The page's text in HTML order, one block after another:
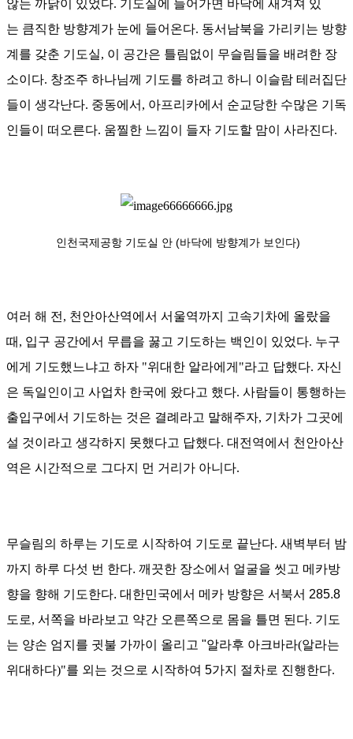
않는 까닭이 있었다. 기도실에 들어가면 바닥에 새겨져 있
는 큼직한 방향계가 눈에 들어온다. 동서남북을 가리키는 방향
계를 갖춘 기도실, 이 공간은 틀림없이 무슬림들을 배려한 장
소이다. 창조주 하나님께 기도를 하려고 하니 이슬람 테러집단
들이 생각난다. 중동에서 , 아프리카에서 순교당한 수많은 기독
인들이
떠오른다. 움찔한 느낌이 들자 기도할 맘이 사라진다.
인천국제공항 기도실 안 (바닥에 방향계가 보인다)
여러 해 전, 천안아산역에서 서울역까지 고속기차에 올랐을
때 , 입구 공간에서 무릅을 꿇고 기도하는 백인이 있었다. 누구
에게 기도했느냐고 하자 "위대한 알라에게 "라고 답했다. 자신
은 독일인이고 사업차 한국에 왔다고 했다. 사람들이 통행하는
출입구에서 기도하는 것은 결례라고 말해주자, 기차가 그곳에
설 것이라고 생각하지 못했다고 답했다. 대전역에서 천안아산
역은 시간적으로 그다지 먼 거리가 아니다.
무슬림의 하루는 기도로 시작하여 기도로 끝난다. 새벽부터 밤
까지 하루 다섯 번 한다. 깨끗한 장소에서 얼굴을 씻고 메카방
향을 향해 기도한다. 대한민국에서 메카 방향은 서북서 285.8
도로, 서쪽을 바라보고 약간 오른쪽으로 몸을 틀면 된다. 기도
는 양손 엄지를 귓불 가까이 올리고 "알라후 아크바라(알라는
위대하다)"를 외는 것으로 시작하여 5가지 절차로 진행한다.